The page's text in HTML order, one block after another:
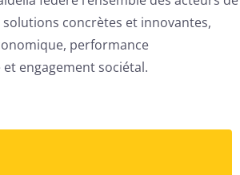
concrètes et innovantes,
performance
engagement sociétal.